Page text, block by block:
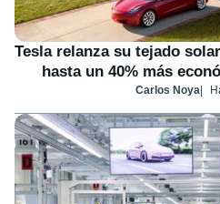
Tesla relanza su tejado
hasta un 40% más
Carlos Noya